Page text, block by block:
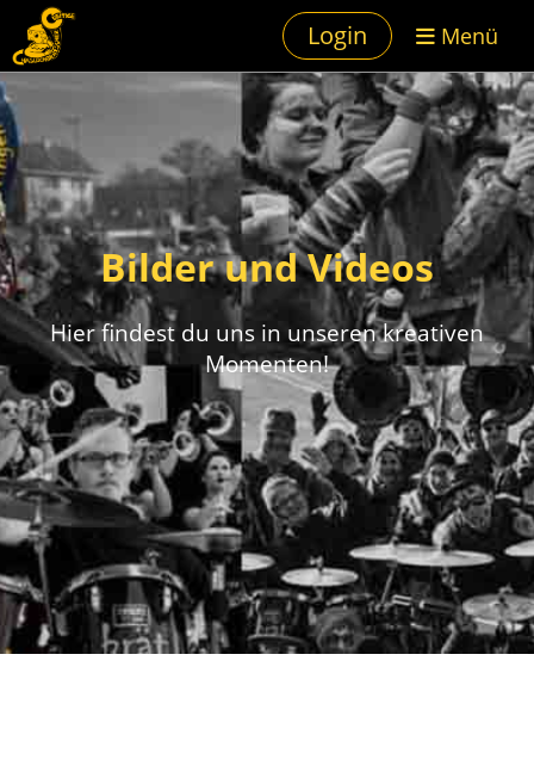
Login Menü
Bilder und Videos
Hier findest du uns in unseren kreativen
Momenten!